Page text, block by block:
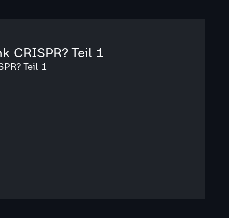
CRISPR? Teil 1
Teil 1